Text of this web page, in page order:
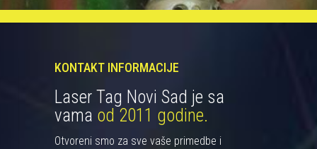
KONTAKT INFORMACIJE
Laser Tag Novi Sad je sa
vama od 2011 godine.
Otvoreni smo za sve vaše primedbe i